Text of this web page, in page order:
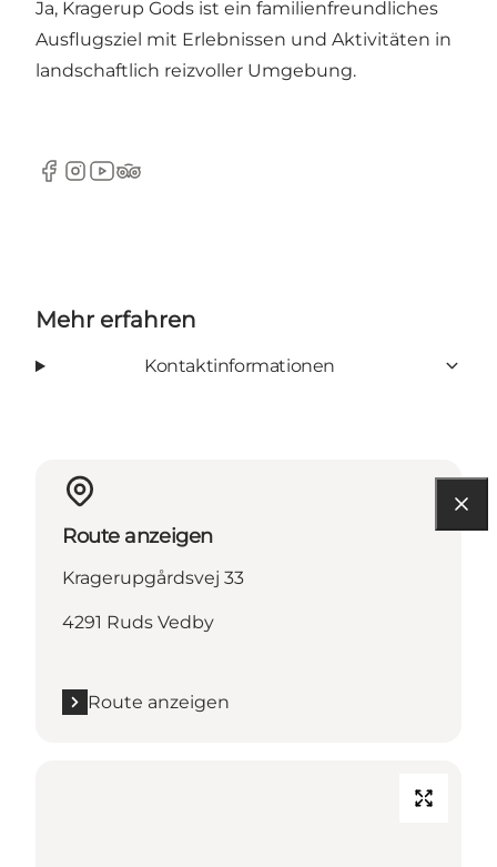
Ja, Kragerup Gods ist ein familienfreundliches
Ausflugsziel mit Erlebnissen und Aktivitäten in
landschaftlich reizvoller Umgebung.
Facebook
Instagram
YouTube
TripAdvisor
Mehr erfahren
Kontaktinformationen
Route anzeigen
Kragerupgårdsvej 33
4291 Ruds Vedby
Route anzeigen